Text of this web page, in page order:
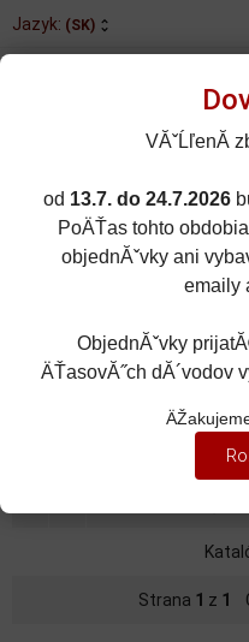
Jazyk: (SK)
Porovnané
Strana 1 z 1
VĂˇĹľenĂ­
od 13.7. do 24.7.2026
PoÄŤas tohto
objednĂˇvky ani
emaily
ObjednĂˇvky
ÄŤasovĂ˝ch dĂ´vodov